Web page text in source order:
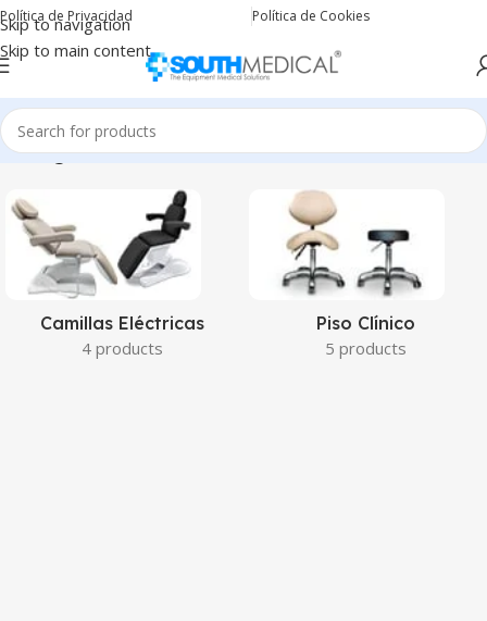
Skip to navigation
Skip to main content
Política de Privacidad Política de Cookies
Categorías
Camillas Eléctricas
4 products
Piso Clínico
5 products